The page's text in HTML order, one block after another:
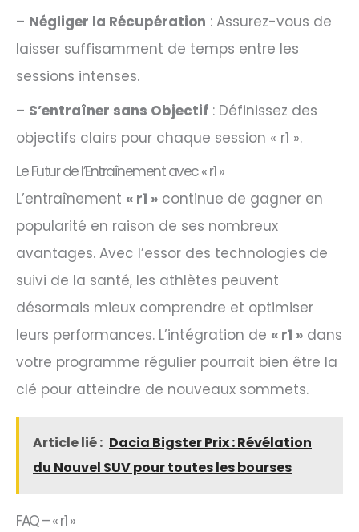
– Négliger la Récupération : Assurez-vous de
laisser suffisamment de temps entre les
sessions intenses.
– S’entraîner sans Objectif : Définissez des
objectifs clairs pour chaque session « r1 ».
Le Futur de l’Entraînement avec « r1 »
L’entraînement « r1 » continue de gagner en
popularité en raison de ses nombreux
avantages. Avec l’essor des technologies de
suivi de la santé, les athlètes peuvent
désormais mieux comprendre et optimiser
leurs performances. L’intégration de « r1 » dans
votre programme régulier pourrait bien être la
clé pour atteindre de nouveaux sommets.
Article lié : Dacia Bigster Prix : Révélation
du Nouvel SUV pour toutes les bourses
FAQ – « r1 »